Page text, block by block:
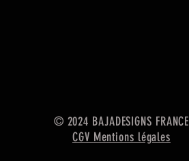
© 2024 BAJADESIGNS FRANCE
CGV Mentions légales